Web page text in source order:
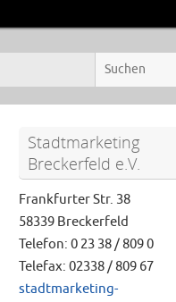
Stadtmarketing
Breckerfeld e.V.
Frankfurter Str. 38
58339 Breckerfeld
Telefon: 0 23 38 / 809 0
Telefax: 02338 / 809 67
stadtmarketing-